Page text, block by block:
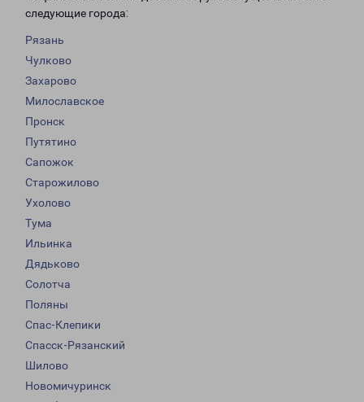
следующие города:
Рязань
Чулково
Захарово
Милославское
Пронск
Путятино
Сапожок
Старожилово
Ухолово
Тума
Ильинка
Дядьково
Солотча
Поляны
Спас-Клепики
Спасск-Рязанский
Шилово
Новомичуринск